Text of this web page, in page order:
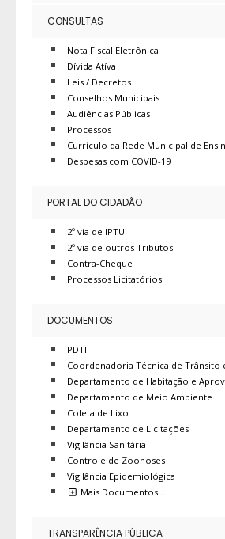
CONSULTAS
Nota Fiscal Eletrônica
Dívida Atíva
Leis / Decretos
Conselhos Municipais
Audiências Públicas
Processos
Currículo da Rede Municipal de
Despesas com COVID-19
PORTAL DO CIDADÃO
2º via de IPTU
2º via de outros Tributos
Contra-Cheque
Processos Licitatórios
DOCUMENTOS
PDTI
Coordenadoria Técnica de Trânsito
Departamento de Habitação e
Departamento de Meio Ambiente
Coleta de Lixo
Departamento de Licitações
Vigilância Sanitária
Controle de Zoonoses
Vigilância Epidemiológica
Mais Documentos…
TRANSPARÊNCIA PÚBLICA